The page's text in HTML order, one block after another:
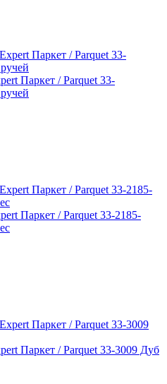
Паркет / Parquet 33-
Паркет / Parquet 33-2185-
Паркет / Parquet 33-3009 Дуб